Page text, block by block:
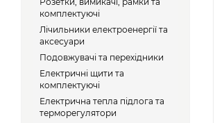
комплектуючі
Лічильники електроенергії та
аксесуари
Подовжувачі та перехідники
Електричні щити та
комплектуючі
Електрична тепла підлога та
терморегулятори